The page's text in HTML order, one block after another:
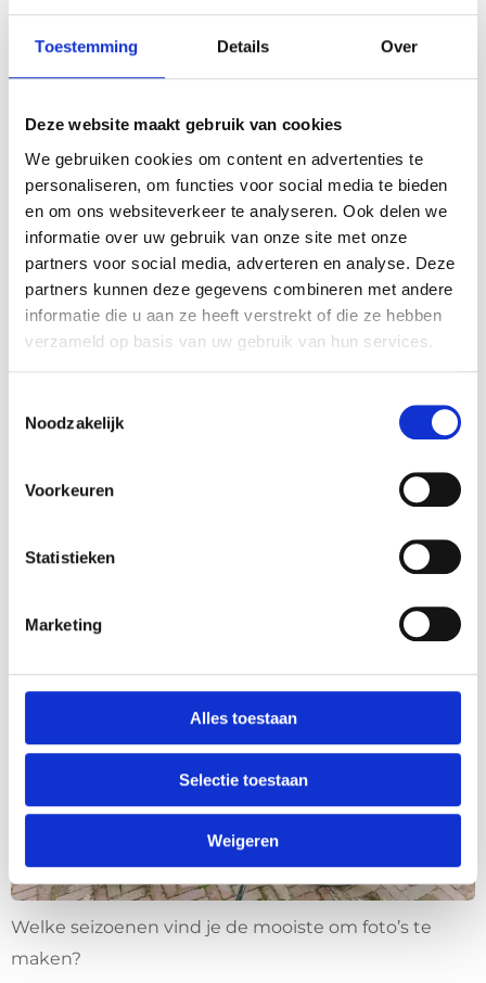
Toestemming Details Over
Deze website maakt gebruik van cookies
We gebruiken cookies om content en advertenties te
personaliseren, om functies voor social media te bieden
en om ons websiteverkeer te analyseren. Ook delen we
informatie over uw gebruik van onze site met onze
partners voor social media, adverteren en analyse. Deze
partners kunnen deze gegevens combineren met andere
informatie die u aan ze heeft verstrekt of die ze hebben
verzameld op basis van uw gebruik van hun services.
Noodzakelijk
Voorkeuren
Statistieken
Marketing
Alles toestaan
Selectie toestaan
Weigeren
Pastasalade Ps Cheryl
9- WAT IS JE FAVORIETE
SEIZOEN KLEDING?
Ik loop het liefst op sneakertjes, met een
spijkerbroek en een shirtje daarop. Niet te
ingewikkeld.
10- WELKE SEIZOENEN VIND JE
DE MOOISTE OM FOTO’S TE
herfst. Dan is het licht vaak het mooiste (niet té
Welke seizoenen vind je de mooiste om foto’s te
maken?